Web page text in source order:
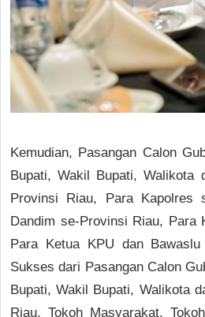
Kemudian, Pasangan Calon
Bupati, Wakil Bupati, Walikota
Provinsi Riau, Para Kapolres
Dandim se-Provinsi Riau, Para
Para Ketua KPU dan
Sukses dari Pasangan Calon
Bupati, Wakil Bupati, Walikota
Riau, Tokoh Masyarakat,